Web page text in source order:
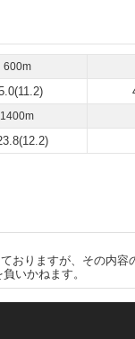
600m
1400m
りますが、その内
いかねます。